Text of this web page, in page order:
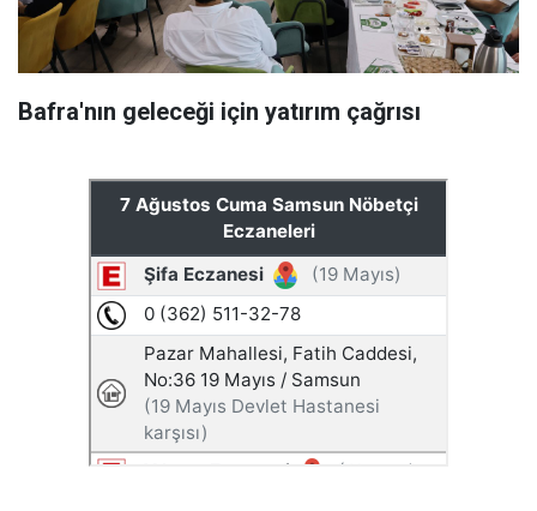
Bafra'nın geleceği için yatırım çağrısı